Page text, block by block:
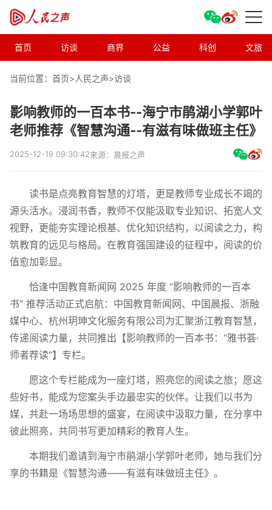
首页 访谈 商界 公益 科创 文旅
当前位置：首页>人民之声>访谈
影响教师的一百本书--海宁市鹃湖小学郭叶
老师推荐《智慧沟通--有滋有味做班主任》
2025-12-19 09:30:42来源：晨报之声
读书是点亮教育智慧的灯塔，更是教师专业成长不竭的
源头活水。浸润书香，教师不仅能汲取专业知识、拓宽人文
视野，更能夯实理论根基、优化知识结构，以阅读之力，构
筑教育的远见与格局。在教育强国建设的征程中，阅读的价
值愈加彰显。
恰逢中国教育新闻网 2025 年度 “影响教师的一百本
书” 推荐活动正式启航：中国教育新闻网、中国晨报、浙融
媒中心、杭州玥珅文化服务有限公司为汇聚浙江教育智慧，
传递阅读力量，共同推出【影响教师的一百本书：“雅书荟·
师者荐读”】专栏。
愿这个专栏能成为一座灯塔，照亮您的阅读之旅；愿这
些好书，能成为您案头手边最忠实的伙伴。让我们以书为
媒，共赴一场场思想的盛宴，在阅读中汲取力量，在分享中
彼此照亮，共同书写更加精彩的教育人生。
本期我们邀请到海宁市鹃湖小学郭叶老师，她与我们分
享的书籍是《智慧沟通——有滋有味做班主任》。